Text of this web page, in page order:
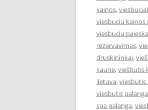
kainos,
viesbuciu kainos
viesbuciu paieska
rezervavimas,
druskininkai,
kaune,viešbutis
lietuva,viesbutis
viesbutis
spa palanga,